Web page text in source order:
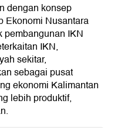
dengan konsep
Ekonomi Nusantara
pembangunan IKN
IKN,
sekitar,
sebagai pusat
ekonomi Kalimantan
lebih produktif,